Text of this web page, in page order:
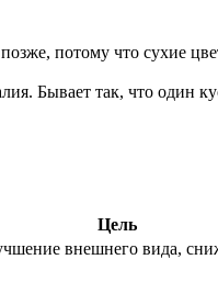
потому что сухие
Бывает так, что один
Цель
внешнего вида,